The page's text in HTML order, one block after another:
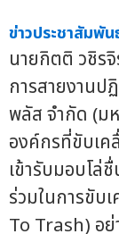
ข่าวประชาสัมพัน
นายกิตติ วชิร
การสายงานป
พลัส จำกัด (ม
องค์กรที่ขับเค
เข้ารับมอบโล่
ร่วมในการขับ
To Trash) อย่